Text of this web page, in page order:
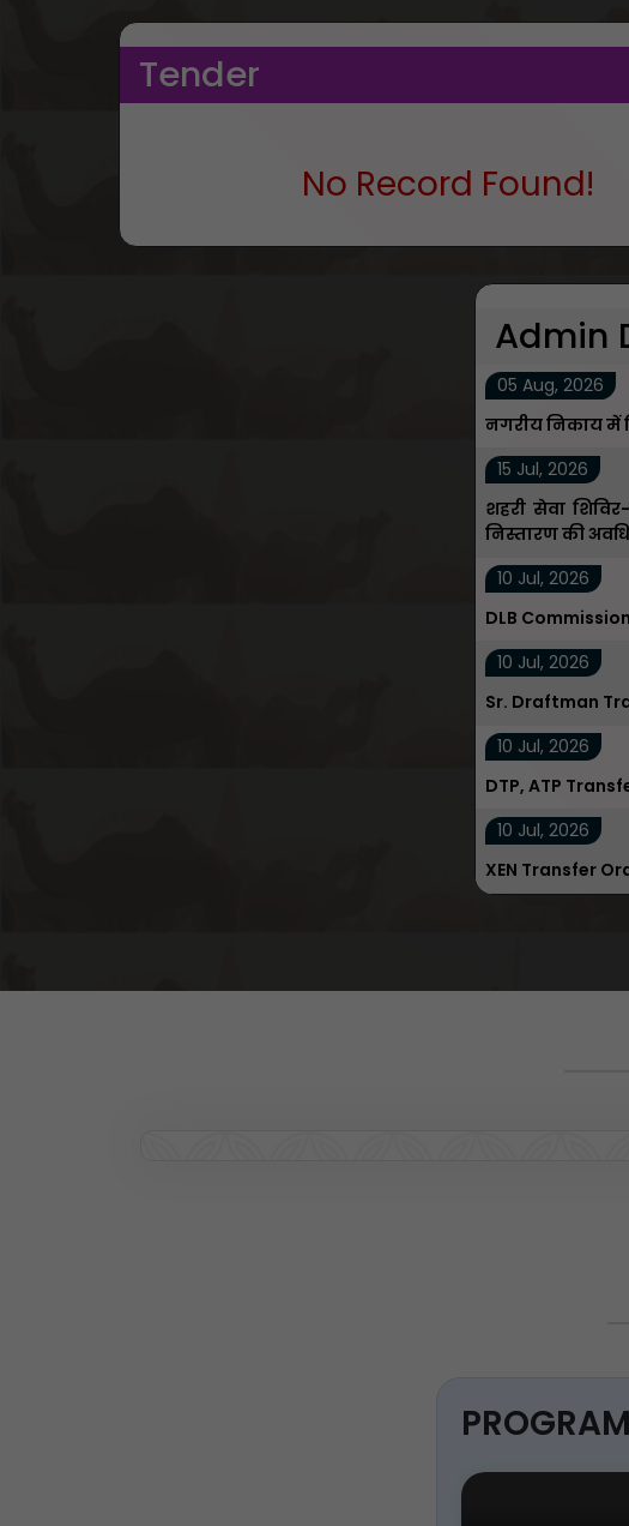
Tender
No Record Found!
Admin
05 Aug, 2026
नगरीय निकाय में
15 Jul, 2026
शहरी सेवा
निस्तारण की
10 Jul, 2026
DLB
10 Jul, 2026
Sr. Draftman
10 Jul, 2026
DTP, ATP
10 Jul, 2026
XEN Transfer